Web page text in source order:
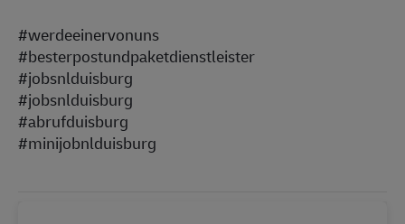
#werdeeinervonuns
#besterpostundpaketdienstleister
#jobsnlduisburg
#jobsnlduisburg
#abrufduisburg
#minijobnlduisburg